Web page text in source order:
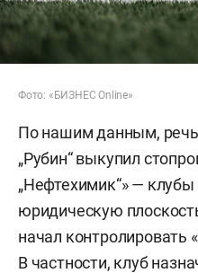
Фото: «БИЗНЕС Online»
По нашим данным,
„Рубин“ выкупил
„Нефтехимик“» —
юридическую
начал контролировать
В частности, клуб